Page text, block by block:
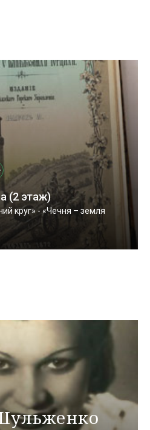
(2 этаж)
круг» - «Чечня – земля